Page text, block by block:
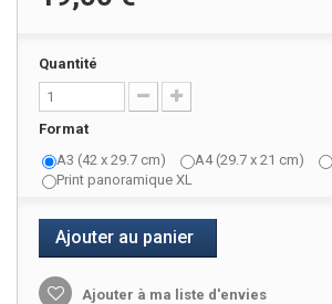
Quantité
Format
A3 (42 x 29.7 cm)
A4 (29.7 x 21 cm)
Print panoramique XL
Ajouter au panier
Ajouter à ma liste d'envies